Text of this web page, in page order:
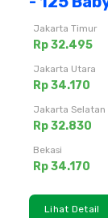
Jakarta Timur
Rp 32.495
Jakarta Utara
Rp 34.170
Jakarta Selatan
Rp 32.830
Bekasi
Rp 34.170
Lihat Detail